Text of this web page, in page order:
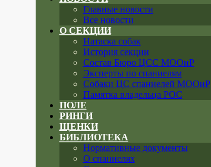
Главные новости
Все новости
О СЕКЦИИ
Натаска собак
История секции
Состав Бюро ЦСС МООиР
Эксперты по спаниелям
Собаки ЦС спаниелей МООиР
Памятка владельца РОС
ПОЛЕ
РИНГИ
ЩЕНКИ
БИБЛИОТЕКА
Нормативные документы
О спаниелях